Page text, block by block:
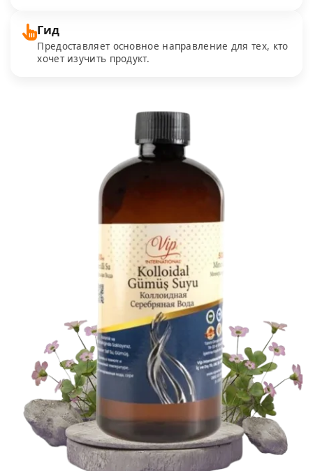
Гид
Предоставляет основное направление для тех, кто
хочет изучить продукт.